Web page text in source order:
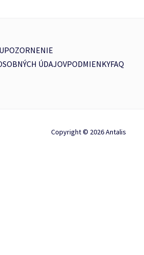
ÚDAJOVPODMIENKYFAQ
Copyright © 2026 Antalis